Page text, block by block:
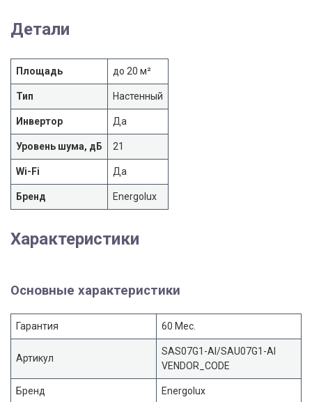
Детали
Площадь до 20 м²
Тип Настенный
Инвертор Да
Уровень шума, дБ 21
Wi-Fi Да
Бренд Energolux
Характеристики
Основные характеристики
Гарантия 60 Мес.
Артикул
SAS07G1-AI/SAU07G1-AI
VENDOR_CODE
Бренд Energolux